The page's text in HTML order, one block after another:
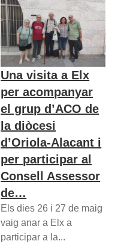
Una visita a Elx
per acompanyar
el grup d’ACO de
la diòcesi
d’Oriola-Alacant i
per participar al
Consell Assessor
de…
Els dies 26 i 27 de maig
vaig anar a Elx a
participar a la...